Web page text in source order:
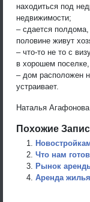
находиться под
недвижимости;
– сдается
половине живут
– что-то не то с
в хорошем
– дом расположен
устраивает.
Наталья Агафонова
Похожие
Что нам
Рынок
Аренда